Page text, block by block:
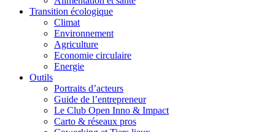
Transition écologique
Climat
Environnement
Agriculture
Economie circulaire
Energie
Outils
Portraits d’acteurs
Guide de l’entrepreneur
Le Club Open Inno & Impact
Carto & réseaux pros